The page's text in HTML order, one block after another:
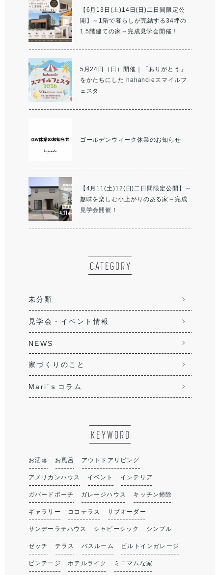
【6月13日(土)14日(日)二日間限定公
開】～1階で暮らしが完結する34坪の
1.5階建ての家～完成見学会開催！
5月24日（日）開催｜「ありがとう」
をかたちにした hahanoieスマイルフ
ェスタ
ゴールデンウィーク休業のお知らせ
【4月11(土)12(日)二日間限定公開】～
趣味を楽しむ小上がりのある家～完成
見学会開催！
CATEGORY
未分類
見学会・イベント情報
NEWS
家づくりのこと
Mari’ｓコラム
KEYWORD
お洒落 お風呂 アウトドアリビング
アメリカンハウス イベント インテリア
ガバードポーチ ガレージハウス キッチン掃除
ギャラリー ココテラス サブオーダー
サンデーラテハウス シャビーシック シンプル
ゼッチ テラス バスルーム ビルトインガレージ
ビンテージ ホテルライク ミニマムな家